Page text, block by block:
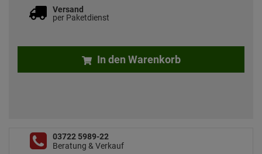
Versand
per Paketdienst
In den Warenkorb
03722 5989-22
Beratung & Verkauf